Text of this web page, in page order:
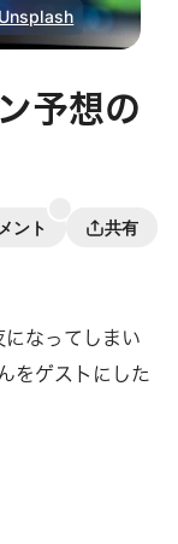
Unsplash
予想の
ント
共有
なってしまい
をゲストにした